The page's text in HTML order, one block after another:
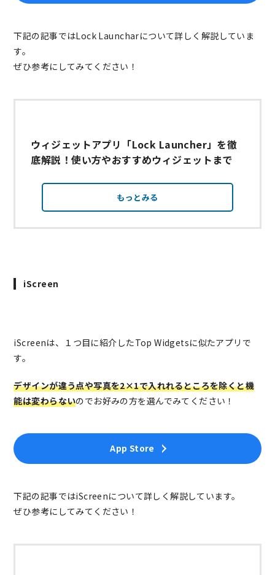
下記の記事ではLock Launcharについて詳しく解説していま
す。
ぜひ参考にしてみてください！
ウィジェットアプリ「Lock Launcher」を徹
底解説！使い方やおすすめウィジェットまで
もっとみる
iScreen
iScreenは、１つ目に紹介したTop Widgetsに似たアプリで
す。
デザインが違う点や写真を2×1で入れれるところを除くと機
能は変わらないのでお好みの方を選んでみてください！
App Store
下記の記事ではiScreenについて詳しく解説しています。
ぜひ参考にしてみてください！